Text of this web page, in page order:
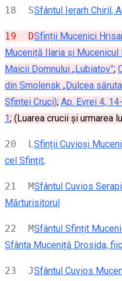
18 SSfântul Ierarh Chiril,
19 DSfinții Mucenici
Muceniţă Ilaria și Mucenicul
Maicii Domnului „Lubiatov”;
din Smolensk „Dulcea
Sfintei Cruci); Ap. Evrei 4,
1; (Luarea crucii și urmarea
20 LSfinții Cuvioși
cel Sfințit;
21 MSfântul Cuvios
Mărturisitorul
22 MSfântul Sfințit
Sfânta Muceniță Drosida,
23 JSfântul Cuvios